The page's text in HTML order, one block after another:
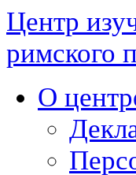
Центр
римского
О